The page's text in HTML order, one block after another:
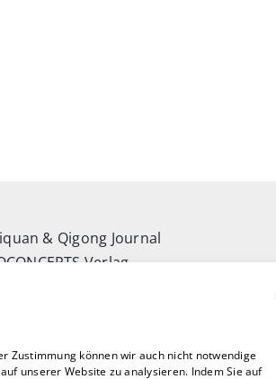
Zustimmung können wir auch nicht notwendige
unserer Website zu analysieren. Indem Sie auf
& Qigong Journal
Verlag